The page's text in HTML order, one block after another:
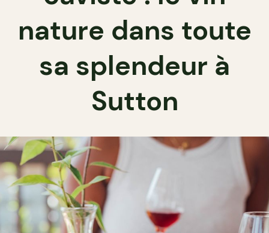
nature dans toute
sa splendeur à
Sutton